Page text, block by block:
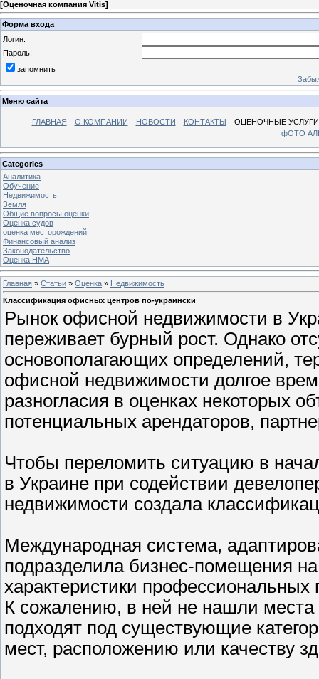
[Оценочная компания Vitis]
Форма входа
Логин:
Пароль:
запомнить
Меню сайта
ГЛАВНАЯ О КОМПАНИИ НОВОСТИ КОНТАКТЫ
ОЦЕНОЧНЫЕ УСЛУГИ
фОТО
Categories
Аналитика
Обучение
Недвижимость
Земля
Общие вопросы оценки
Оценка судов
оценка месторождений
Финансовый анализ
Законодательство
Оценка НМА
Главная » Статьи » Оценка » Недвижимость
Классификация офисных центров по-украински
Рынок офисной недвижимости в
переживает бурный рост. Однако
основополагающих определений,
офисной недвижимости долгое
разногласия в оценках некоторых
потенциальных арендаторов,
Чтобы переломить ситуацию в
в Украине при содействии
недвижимости создала
Международная система,
подразделила бизнес-помещения
характеристики
К сожалению, в ней не нашли места
подходят под существующие
мест, расположению или качеству